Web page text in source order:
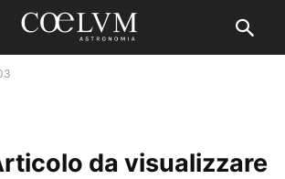
da visualizzare